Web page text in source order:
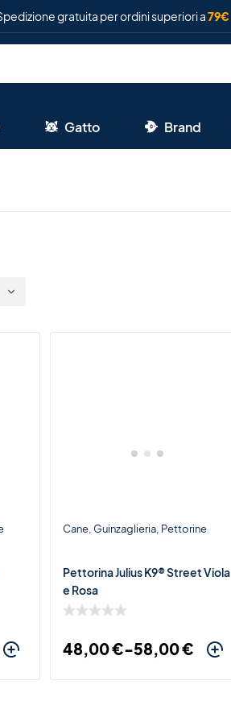
gratuita per ordini superiori a79€
Gatto Brand
Cane Guinzaglieria Pettorine
Pettorina Julius K9® Street Viola
e Rosa
48,00€-58,00€